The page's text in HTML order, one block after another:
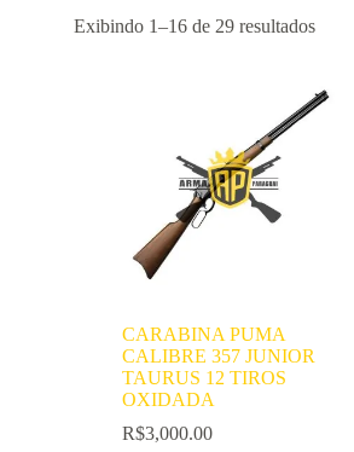
Exibindo 1–16 de 29 resultados
CARABINA PUMA
CALIBRE 357 JUNIOR
TAURUS 12 TIROS
OXIDADA
R$3,000.00